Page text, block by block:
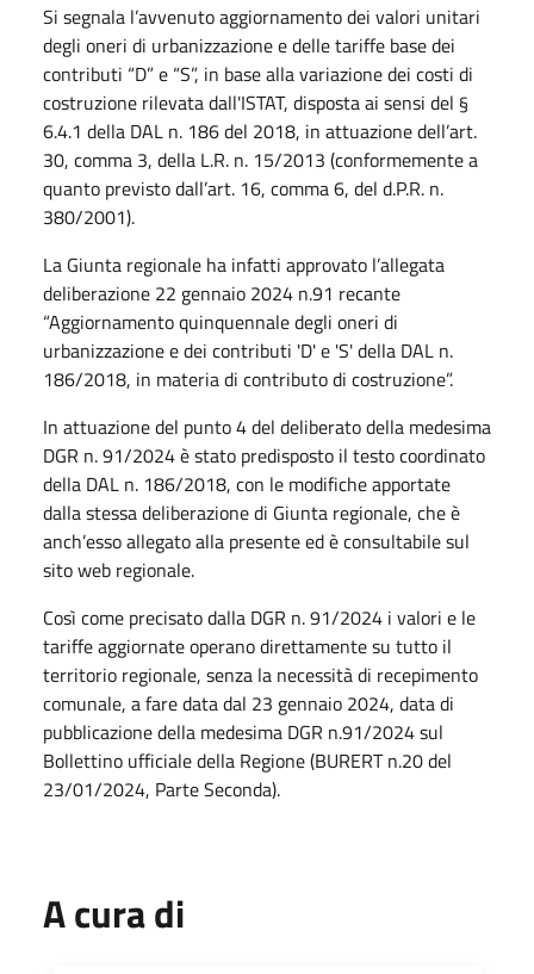
Si segnala l’avvenuto aggiornamento dei valori unitari
degli oneri di urbanizzazione e delle tariffe base dei
contributi “D” e “S”, in base alla variazione dei costi di
costruzione rilevata dall'ISTAT, disposta ai sensi del §
6.4.1 della DAL n. 186 del 2018, in attuazione dell’art.
30, comma 3, della L.R. n. 15/2013 (conformemente a
quanto previsto dall’art. 16, comma 6, del d.P.R. n.
380/2001).
La Giunta regionale ha infatti approvato l’allegata
deliberazione 22 gennaio 2024 n.91 recante
“Aggiornamento quinquennale degli oneri di
urbanizzazione e dei contributi 'D' e 'S' della DAL n.
186/2018, in materia di contributo di costruzione”.
In attuazione del punto 4 del deliberato della medesima
DGR n. 91/2024 è stato predisposto il testo coordinato
della DAL n. 186/2018, con le modifiche apportate
dalla stessa deliberazione di Giunta regionale, che è
anch’esso allegato alla presente ed è consultabile sul
sito web regionale.
Così come precisato dalla DGR n. 91/2024 i valori e le
tariffe aggiornate operano direttamente su tutto il
territorio regionale, senza la necessità di recepimento
comunale, a fare data dal 23 gennaio 2024, data di
pubblicazione della medesima DGR n.91/2024 sul
Bollettino ufficiale della Regione (BURERT n.20 del
23/01/2024, Parte Seconda).
A cura di